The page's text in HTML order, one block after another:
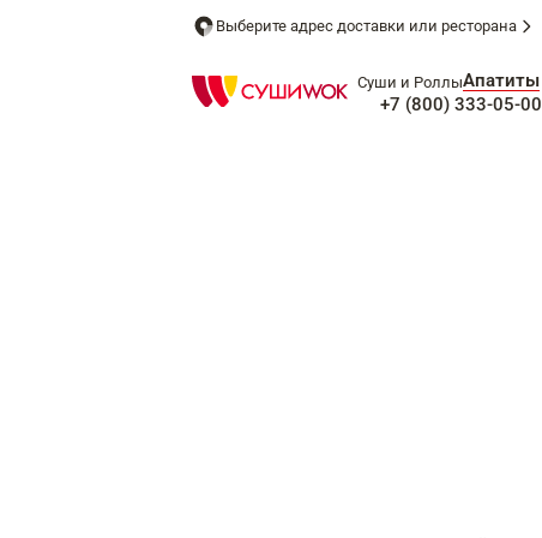
Выберите адрес доставки или ресторана
Суши и РоллыАпатиты
+7 (800) 333-05-00